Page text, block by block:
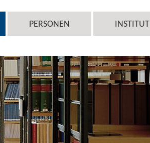
PERSONEN INSTITUT